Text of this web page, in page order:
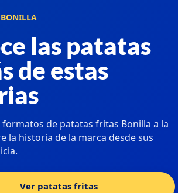
BONILLA
las patatas
de estas
formatos de patatas fritas Bonilla a la
la historia de la marca desde sus
Ver patatas fritas